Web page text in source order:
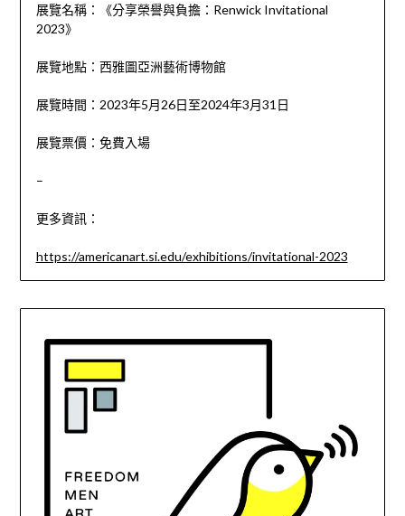
展覽名稱：《分享榮譽與負擔：Renwick Invitational
2023》
展覽地點： 西雅圖亞洲藝術博物館
展覽時間：2023年5月26日至2024年3月31日
展覽票價： 免費入場
–
更多資訊：
https://americanart.si.edu/exhibitions/invitational-2023